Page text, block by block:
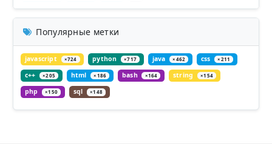
Популярные метки
javascript ×724 python ×717 java ×462 css ×211
c++ ×205 html ×186 bash ×164 string ×154
php ×150 sql ×148